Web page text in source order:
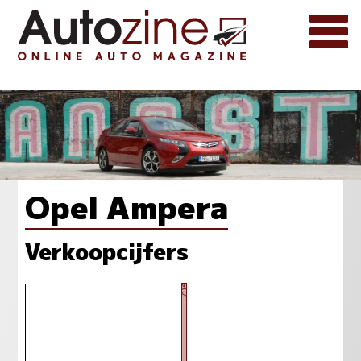
Opel Ampera
Verkoopcijfers
703